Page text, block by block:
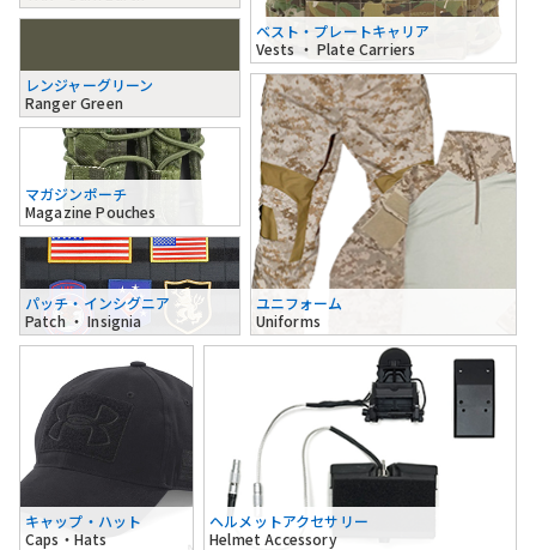
レンジャーグリーン
Ranger Green
ベスト・プレートキャリア
Vests ・ Plate Carriers
マガジンポーチ
Magazine Pouches
パッチ・インシグニア
Patch ・ Insignia
ユニフォーム
Uniforms
キャップ・ハット
Caps・Hats
ヘルメットアクセサリー
Helmet Accessory